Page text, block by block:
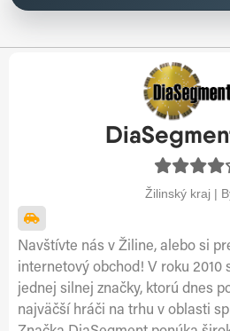
Žilinský kraj |
Navštívte nás v Žiline, alebo si
internetový obchod! V roku 2010
jednej silnej značky, ktorú dnes
najväčší hráči na trhu v oblasti